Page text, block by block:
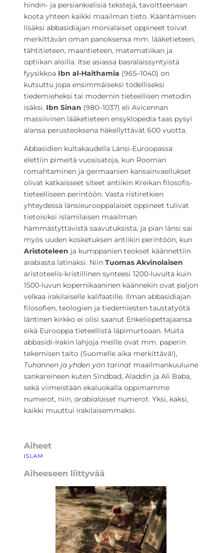
hindin- ja persiankielisiä tekstejä, tavoitteenaan
koota yhteen kaikki maailman tieto. Kääntämisen
lisäksi abbasidiajan monialaiset oppineet toivat
merkittävän oman panoksensa mm. lääketieteen,
tähtitieteen, maantieteen, matematiikan ja
optiikan aloilla. Itse asiassa basralaissyntyistä
fyysikkoa Ibn al-Haithamia (965–1040) on
kutsuttu jopa ensimmäiseksi todelliseksi
tiedemieheksi tai modernin tieteellisen metodin
isäksi. Ibn Sinan (980–1037) eli Avicennan
massiivinen lääketieteen ensyklopedia taas pysyi
alansa perusteoksena häkellyttävät 600 vuotta.
Abbasidien kultakaudella Länsi-Euroopassa
elettiin pimeitä vuosisatoja, kun Rooman
romahtaminen ja germaanien kansainvaellukset
olivat katkaisseet siteet antiikin Kreikan filosofis-
tieteelliseen perintöön. Vasta ristiretkien
yhteydessä länsieurooppalaiset oppineet tulivat
tietoisiksi islamilaisen maailman
hämmästyttävistä saavutuksista, ja pian länsi sai
myös uuden kosketuksen antiikin perintöön, kun
Aristoteleen ja kumppanien teokset käännettiin
arabiasta latinaksi. Niin Tuomas Akvinolaisen
aristoteelis-kristillinen synteesi 1200-luvulta kuin
1500-luvun kopernikaaninen käännekin ovat paljon
velkaa irakilaiselle kalifaatille. Ilman abbasidiajan
filosofien, teologien ja tiedemiesten taustatyötä
läntinen kirkko ei olisi saanut Enkeliopettajaansa
eikä Eurooppa tieteellistä läpimurtoaan. Muita
abbasidi-Irakin lahjoja meille ovat mm. paperin
tekemisen taito (Suomelle aika merkittävä!),
Tuhannen ja yhden yön tarinat maailmankuuluine
sankareineen kuten Sindbad, Aladdin ja Ali Baba,
sekä viimeistään ekaluokalla oppimamme
numerot, niin, arabialaiset numerot. Yksi, kaksi,
kaikki muuttui irakilaisemmaksi.
Aiheet
ISLAM
Aiheeseen liittyvää